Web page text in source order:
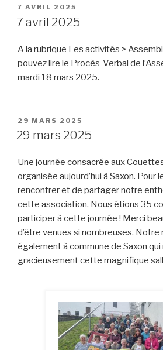
PUBLIÉ
LE
7 AVRIL 2025
7 avril 2025
A la rubrique Les activités >
pouvez lire le Procès-Verbal de
mardi 18 mars 2025.
PUBLIÉ
LE
29 MARS 2025
29 mars 2025
Une journée consacrée aux
organisée aujourd’hui à Saxon. Pour
rencontrer et de partager notre
cette association. Nous étions 35
participer à cette journée ! Merci
d’être venues si nombreuses. Notre
également à commune de Saxon
gracieusement cette magnifique